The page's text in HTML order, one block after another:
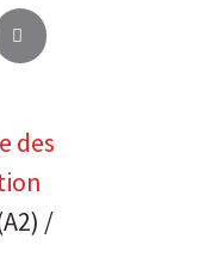
des
/